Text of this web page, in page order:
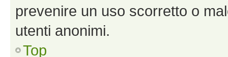
prevenire un uso scorretto o
utenti anonimi.
Top